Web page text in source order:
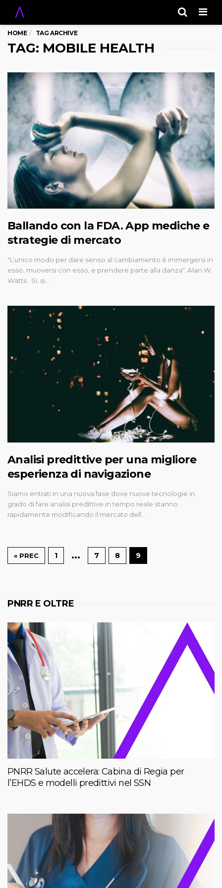
HOME TAG ARCHIVE
TAG: MOBILE HEALTH
Ballando con la FDA. App mediche e
strategie di mercato
"L’unico modo per dare senso al cambiamento è immergersi in
esso, muoversi con esso, e prendere parte alla danza". Alan W.
Watts Si, si…
Analisi predittive per una migliore
esperienza di navigazione
Siamo entrati in una nuova fase dove nuove tecnologie in
grado di fare analisi predittive in tempo reale stanno
rapidamente modificando il mercato dell…
« PREC 1 … 7 8 9
PNRR E OLTRE
PNRR Salute accelera: Cabina di Regia per
l’EHDS e modelli predittivi nel SSN